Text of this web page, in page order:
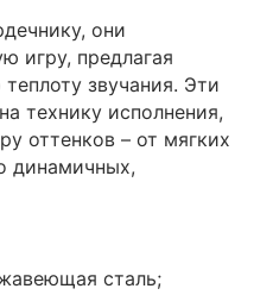
они
игру, предлагая
звучания. Эти
технику исполнения,
оттенков – от мягких
динамичных,
сталь;